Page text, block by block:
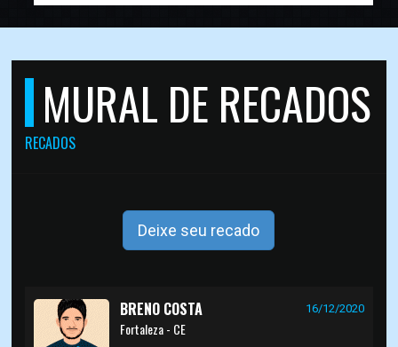
MURAL DE RECADOS
RECADOS
Deixe seu recado
BRENO COSTA 16/12/2020
Fortaleza - CE